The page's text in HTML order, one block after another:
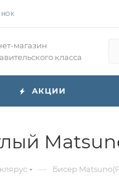
магазин
класса
АКЦИИ
— Бисер